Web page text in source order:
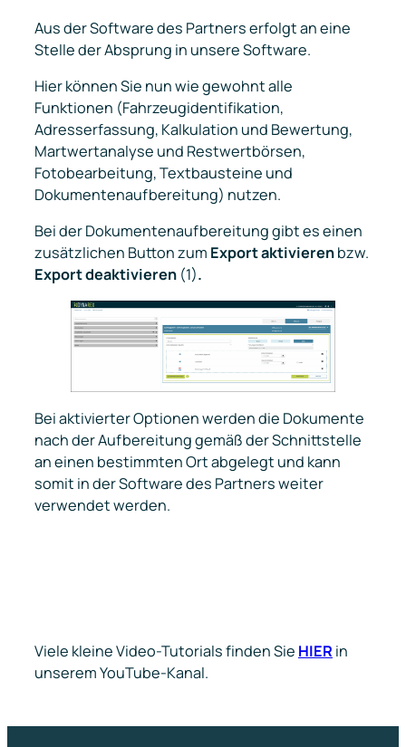
Aus der Software des Partners erfolgt an eine
Stelle der Absprung in unsere Software.
Hier können Sie nun wie gewohnt alle
Funktionen (Fahrzeugidentifikation,
Adresserfassung, Kalkulation und Bewertung,
Martwertanalyse und Restwertbörsen,
Fotobearbeitung, Textbausteine und
Dokumentenaufbereitung) nutzen.
Bei der Dokumentenaufbereitung gibt es einen
zusätzlichen Button zum Export aktivierenbzw.
Export deaktivieren (1).
Bei aktivierter Optionen werden die Dokumente
nach der Aufbereitung gemäß der Schnittstelle
an einen bestimmten Ort abgelegt und kann
somit in der Software des Partners weiter
verwendet werden.
Viele kleine Video-Tutorials finden Sie HIER in
unserem YouTube-Kanal.